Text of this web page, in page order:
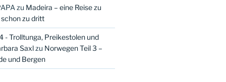
zu Madeira – eine Reise zu
zu dritt
- Trolltunga, Preikestolen und
Saxlzu Norwegen Teil 3 –
und Bergen